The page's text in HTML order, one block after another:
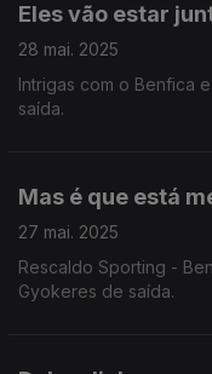
Eles vão estar
28 mai. 2025
Intrigas com o Benfica
saída.
Mas é que está
27 mai. 2025
Rescaldo Sporting -
Gyokeres de saída.